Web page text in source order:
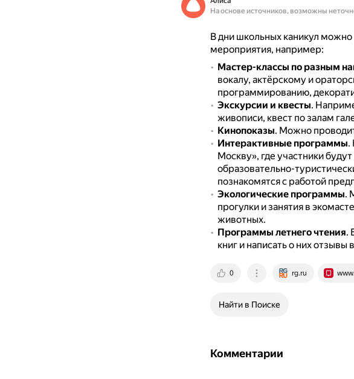
На основе источников, возможны
В дни школьных каникул
мероприятия, например:
Мастер-классы по разным
вокалу, актёрскому и
программированию,
Экскурсии и квесты.
живописи, квест по залам
Кинопоказы. Можно
Интерактивные программы.
Москву», где участники
образовательно-
познакомятся с работой
Экологические программы.
прогулки и занятия в
животных.
Программы летнего чтения.
книг и написать о них отзывы
0 rg.ru
Найти в Поиске
Комментарии